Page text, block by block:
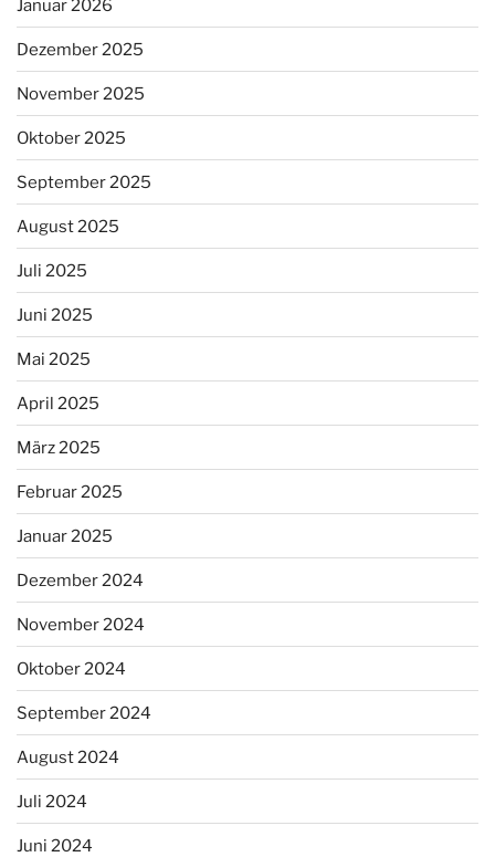
Januar 2026
Dezember 2025
November 2025
Oktober 2025
September 2025
August 2025
Juli 2025
Juni 2025
Mai 2025
April 2025
März 2025
Februar 2025
Januar 2025
Dezember 2024
November 2024
Oktober 2024
September 2024
August 2024
Juli 2024
Juni 2024